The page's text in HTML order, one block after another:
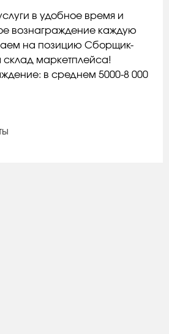
в удобное время и
вознаграждение каждую
на позицию Сборщик-
склад маркетплейса!
в среднем 5000-8 000